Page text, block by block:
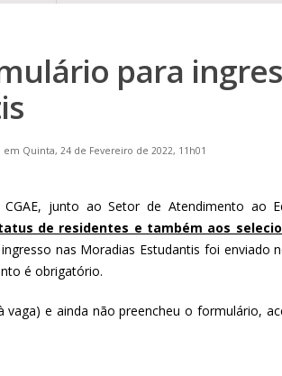
para
Quinta, 24 de Fevereiro de 2022, 11h01
junto ao Setor de Atendimento ao
de residentes e também aos
nas Moradias Estudantis foi enviado
é obrigatório.
e ainda não preencheu o formulário,